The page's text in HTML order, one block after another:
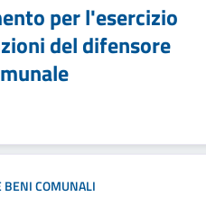
per l'esercizio
del difensore
BENI COMUNALI